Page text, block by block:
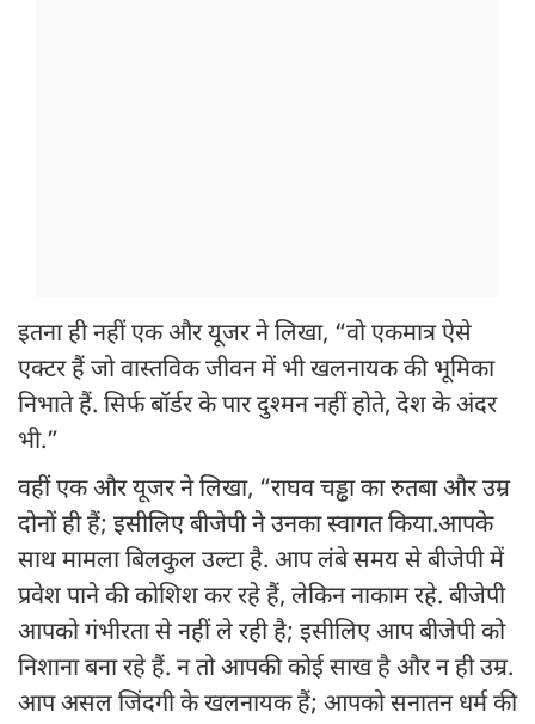
इतना ही नहीं एक और यूजर ने लिखा, “वो एकमात्र ऐसे
एक्टर हैं जो वास्तविक जीवन में भी खलनायक की भूमिका
निभाते हैं. सिर्फ बॉर्डर के पार दुश्मन नहीं होते, देश के अंदर
भी.”
वहीं एक और यूजर ने लिखा, “राघव चड्ढा का रुतबा और उम्र
दोनों ही हैं; इसीलिए बीजेपी ने उनका स्वागत किया.आपके
साथ मामला बिलकुल उल्टा है. आप लंबे समय से बीजेपी में
प्रवेश पाने की कोशिश कर रहे हैं, लेकिन नाकाम रहे. बीजेपी
आपको गंभीरता से नहीं ले रही है; इसीलिए आप बीजेपी को
निशाना बना रहे हैं. न तो आपकी कोई साख है और न ही उम्र.
आप असल जिंदगी के खलनायक हैं; आपको सनातन धर्म की